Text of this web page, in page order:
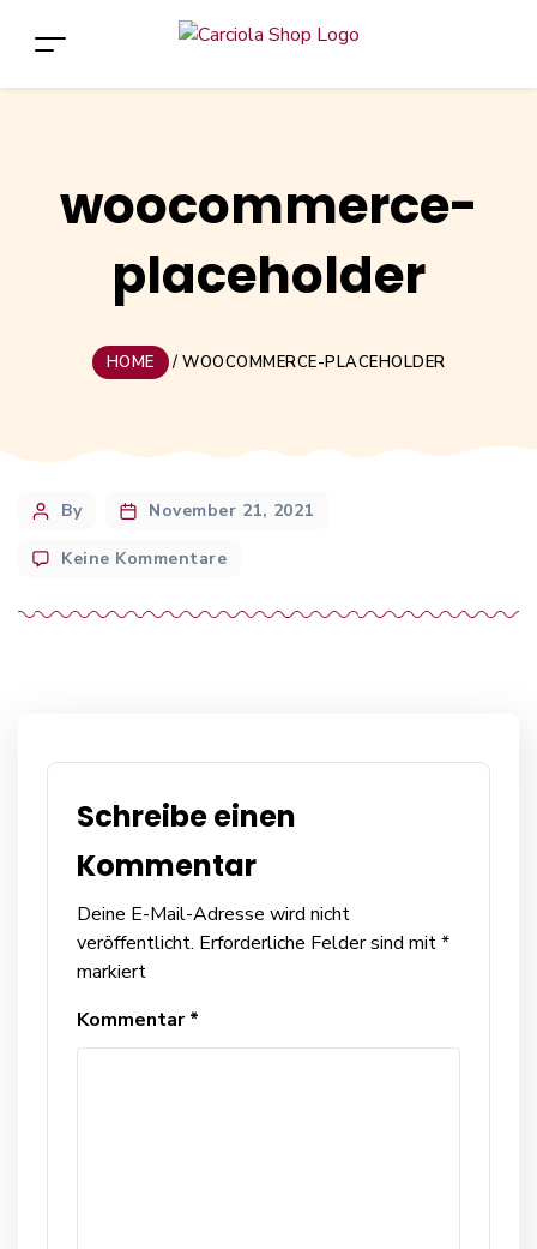
woocommerce-
placeholder
HOME / WOOCOMMERCE-PLACEHOLDER
PostBy November 21, 2021
Keine Kommentarezu
placeholder
Schreibe einen
Kommentar
Deine E-Mail-Adresse wird nicht
veröffentlicht. Erforderliche Felder sind mit*
markiert
Kommentar*